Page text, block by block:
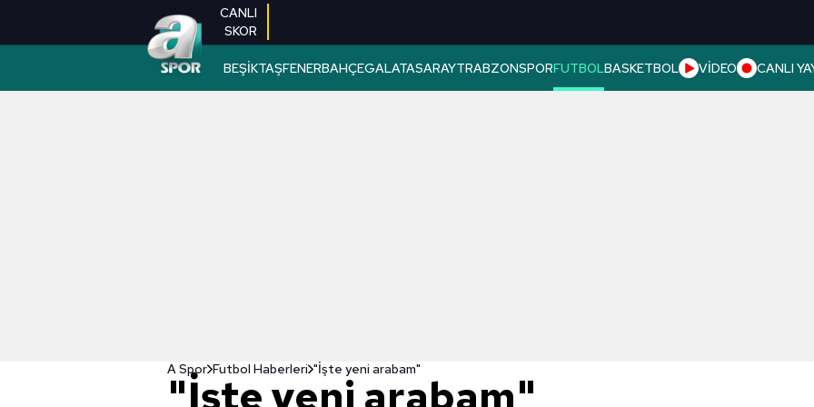
CANLI
SKOR
BEŞİKTAŞFENERBAHÇEGALATASARAYTRABZONSPORFUTBOLBASKETBOL VİDEO CANLI
A Spor Futbol Haberleri "İşte yeni arabam"
"İşte yeni arabam"